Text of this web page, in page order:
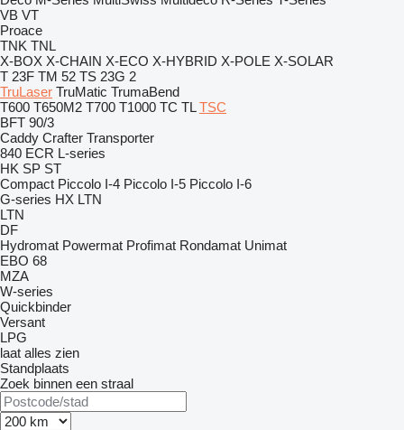
VB VT
Proace
TNK TNL
X-BOX X-CHAIN X-ECO X-HYBRID X-POLE X-SOLAR
T 23F TM 52 TS 23G 2
TruLaser TruMatic TrumaBend
T600 T650M2 T700 T1000 TC TL TSC
BFT 90/3
Caddy Crafter Transporter
840 ECR L-series
HK SP ST
Compact Piccolo I-4 Piccolo I-5 Piccolo I-6
G-series HX LTN
LTN
DF
Hydromat Powermat Profimat Rondamat Unimat
EBO 68
MZA
W-series
Quickbinder
Versant
LPG
laat alles zien
Standplaats
Zoek binnen een straal